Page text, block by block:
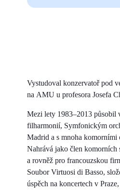
Vystudoval konzervatoř pod
na AMU u profesora Josefa
Mezi lety 1983–2013 působil
filharmonií, Symfonickým
Madrid a s mnoha komorními
Nahrává jako člen komorních
a rovněž pro francouzskou
Soubor Virtuosi di Basso,
úspěch na koncertech v